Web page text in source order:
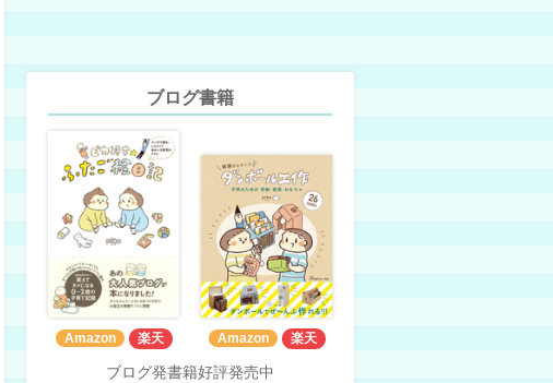
ブログ書籍
Amazon 楽天 Amazon 楽天
ブログ発書籍好評発売中